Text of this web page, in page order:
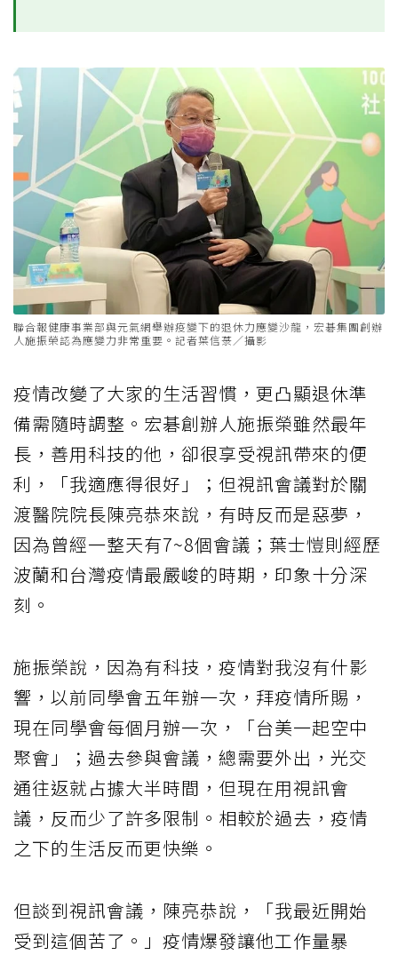
聯合報健康事業部與元氣網舉辦疫變下的退休力應變沙龍，宏碁集團創辦
人施振榮認為應變力非常重要。記者葉信菉／攝影
疫情改變了大家的生活習慣，更凸顯退休準
備需隨時調整。宏碁創辦人施振榮雖然最年
長，善用科技的他，卻很享受視訊帶來的便
利，「我適應得很好」；但視訊會議對於關
渡醫院院長陳亮恭來說，有時反而是惡夢，
因為曾經一整天有7~8個會議；葉士愷則經歷
波蘭和台灣疫情最嚴峻的時期，印象十分深
刻。
施振榮說，因為有科技，疫情對我沒有什影
響，以前同學會五年辦一次，拜疫情所賜，
現在同學會每個月辦一次，「台美一起空中
聚會」；過去參與會議，總需要外出，光交
通往返就占據大半時間，但現在用視訊會
議，反而少了許多限制。相較於過去，疫情
之下的生活反而更快樂。
但談到視訊會議，陳亮恭說，「我最近開始
受到這個苦了。」疫情爆發讓他工作量暴